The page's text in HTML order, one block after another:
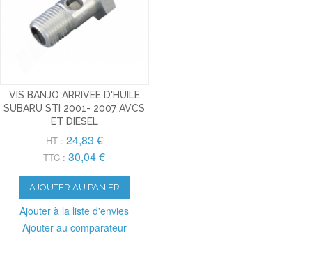
VIS BANJO ARRIVEE D'HUILE
SUBARU STI 2001- 2007 AVCS
ET DIESEL
HT : 24,83 €
TTC : 30,04 €
AJOUTER AU PANIER
Ajouter à la liste d'envies
Ajouter au comparateur